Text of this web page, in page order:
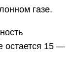
газе.
остается 15 —